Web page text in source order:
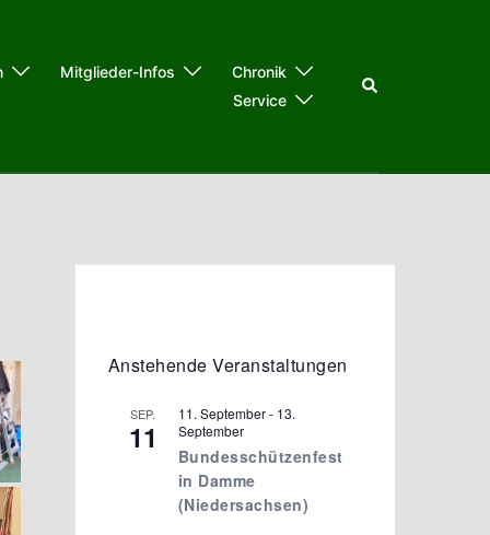
Mitglieder-Infos
Chronik
Service
Suche
Anstehende Veranstaltungen
SEP.
11
11. September- 13.
September
Bundesschützenfest
in Damme
(Niedersachsen)